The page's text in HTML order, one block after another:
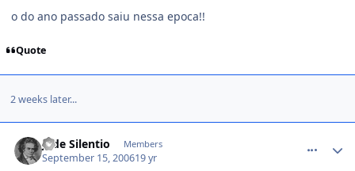
o do ano passado saiu nessa epoca!!
Quote
2 weeks later...
J. de Silentio Members
September 15, 200619 yr